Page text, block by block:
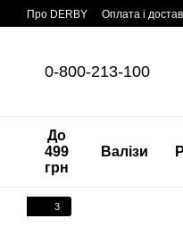
Перейти до основного
Про DERBY Оплата і
0-800-213-100
До
499
грн
Валізи
3